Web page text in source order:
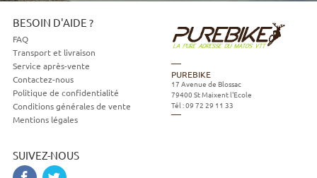
BESOIN D'AIDE ?
FAQ
Transport et livraison
Service après-vente
Contactez-nous
Politique de confidentialité
Conditions générales de vente
Mentions légales
SUIVEZ-NOUS
PUREBIKE
17 Avenue de Blossac
79400 St Maixent l'Ecole
Tél :09 72 29 11 33